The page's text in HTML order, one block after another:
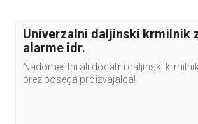
Univerzalni daljinski krmilnik
alarme idr.
Nadomestni ali dodatni daljinski
brez posega proizvajalca!